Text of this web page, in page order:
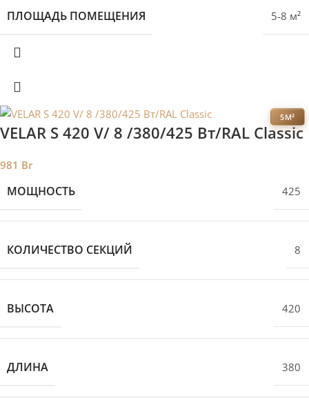
ПЛОЩАДЬ ПОМЕЩЕНИЯ 5-8 м²
5М²
VELAR S 420 V/ 8 /380/425 Вт/RAL Classic
981 Br
МОЩНОСТЬ 425
КОЛИЧЕСТВО СЕКЦИЙ 8
ВЫСОТА 420
ДЛИНА 380